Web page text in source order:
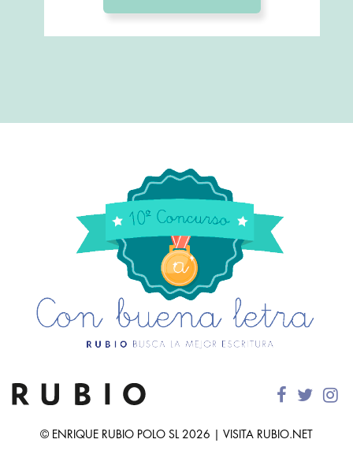
© ENRIQUE RUBIO POLO SL 2026 | VISITA RUBIO.NET